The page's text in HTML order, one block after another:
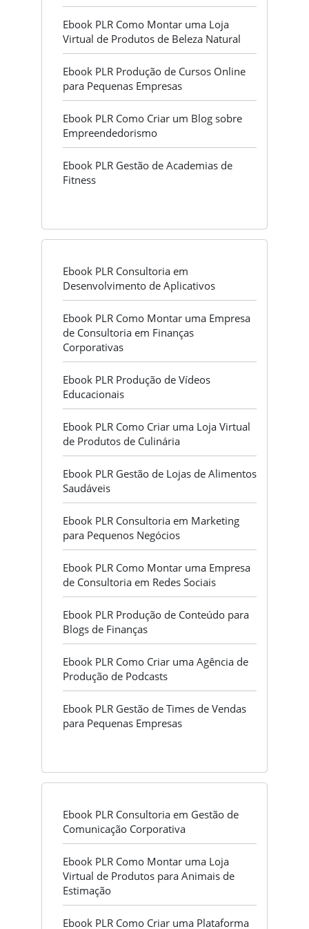
Ebook PLR Como Montar uma Loja
Virtual de Produtos de Beleza Natural
Ebook PLR Produção de Cursos Online
para Pequenas Empresas
Ebook PLR Como Criar um Blog sobre
Empreendedorismo
Ebook PLR Gestão de Academias de
Fitness
Ebook PLR Consultoria em
Desenvolvimento de Aplicativos
Ebook PLR Como Montar uma Empresa
de Consultoria em Finanças
Corporativas
Ebook PLR Produção de Vídeos
Educacionais
Ebook PLR Como Criar uma Loja Virtual
de Produtos de Culinária
Ebook PLR Gestão de Lojas de Alimentos
Saudáveis
Ebook PLR Consultoria em Marketing
para Pequenos Negócios
Ebook PLR Como Montar uma Empresa
de Consultoria em Redes Sociais
Ebook PLR Produção de Conteúdo para
Blogs de Finanças
Ebook PLR Como Criar uma Agência de
Produção de Podcasts
Ebook PLR Gestão de Times de Vendas
para Pequenas Empresas
Ebook PLR Consultoria em Gestão de
Comunicação Corporativa
Ebook PLR Como Montar uma Loja
Virtual de Produtos para Animais de
Estimação
Ebook PLR Como Criar uma Plataforma